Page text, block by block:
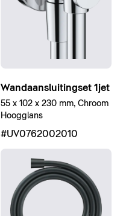
Wandaansluitingset 1jet
55 x 102 x 230 mm, Chroom
Hoogglans
#UV0762002010